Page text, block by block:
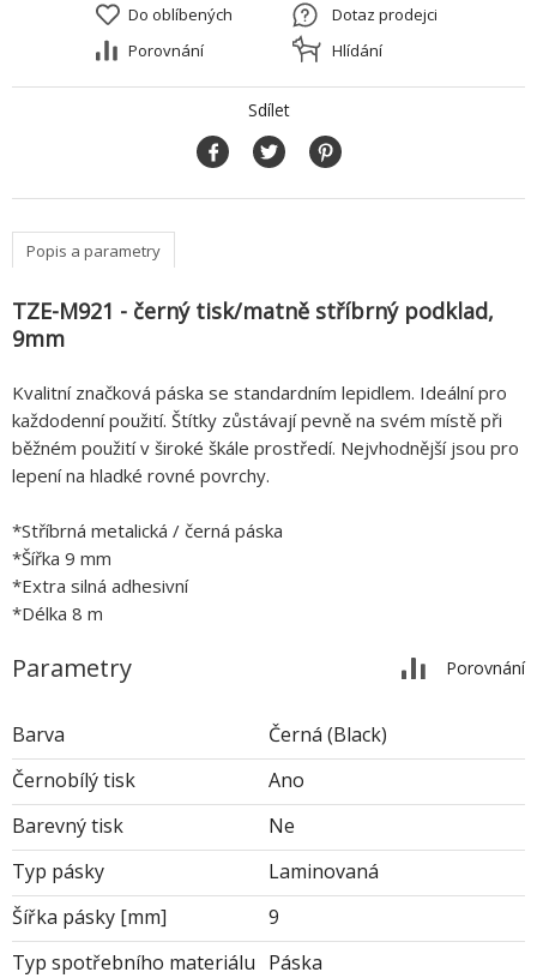
Do oblíbených
Porovnání
Dotaz prodejci
Hlídání
Sdílet
Popis a parametry
TZE-M921 - černý tisk/matně stříbrný podklad,
9mm
Kvalitní značková páska se standardním lepidlem. Ideální pro
každodenní použití. Štítky zůstávají pevně na svém místě při
běžném použití v široké škále prostředí. Nejvhodnější jsou pro
lepení na hladké rovné povrchy.
*Stříbrná metalická / černá páska
*Šířka 9 mm
*Extra silná adhesivní
*Délka 8 m
Parametry Porovnání
Barva
Černá (Black)
Černobílý tisk
Ano
Barevný tisk
Ne
Typ pásky
Laminovaná
Šířka pásky [mm]
9
Typ spotřebního materiálu Páska